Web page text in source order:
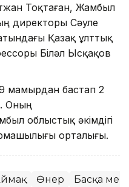
Тоқтаған, Жамбыл
директоры Сәуле
Қазақ ұлттық
Біләл Ысқақов
мамырдан бастап 2
Оның
облыстық әкімдігі
орталығы.
Өнер Басқа